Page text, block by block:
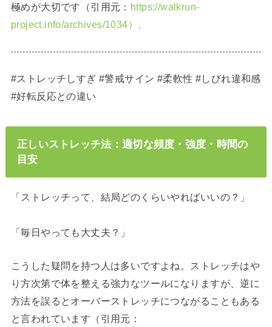
極めが大切です（引用元： https://walkrun-
project.info/archives/1034）。
#ストレッチしすぎ #警戒サイン #柔軟性 #しびれ違和感
#好転反応との違い
正しいストレッチ法：適切な頻度・強度・時間の
目安
「ストレッチって、結局どのくらいやればいいの？」
「毎日やっても大丈夫？」
こうした疑問を持つ人は多いですよね。ストレッチはや
り方次第で体を整える強力なツールになりますが、逆に
方法を誤るとオーバーストレッチにつながることもある
と言われています（引用元：